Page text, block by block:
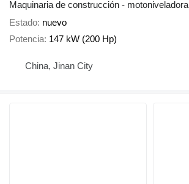
Maquinaria de construcción - motoniveladora
Estado nuevo
Potencia 147 kW (200 Hp)
China, Jinan City